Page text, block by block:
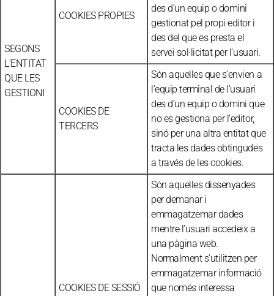
SEGONS
L’ENTITAT
QUE LES
GESTIONI
COOKIES PROPIES
des d’un equip o domini
gestionat pel propi editor i
des del que es presta el
servei sol·licitat per l’usuari.
COOKIES DE
TERCERS
Són aquelles que s’envien a
l’equip terminal de l’usuari
des d’un equip o domini que
no es gestiona per l’editor,
sinó per una altra entitat que
tracta les dades obtingudes
a través de les cookies.
COOKIES DE SESSIÓ
Són aquelles dissenyades
per demanar i
emmagatzemar dades
mentre l’usuari accedeix a
una pàgina web.
Normalment s’utilitzen per
emmagatzemar informació
que només interessa